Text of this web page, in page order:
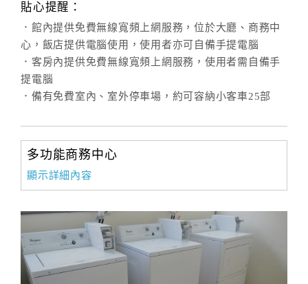
貼心提醒：
．館內提供免費無線寬頻上網服務，位於大廳、商務中
心，飯店提供電腦使用，使用者亦可自備手提電腦
．客房內提供免費無線寬頻上網服務，使用者需自備手
提電腦
．備有免費室內、室外停車場，約可容納小客車25部
多功能商務中心
顯示詳細內容